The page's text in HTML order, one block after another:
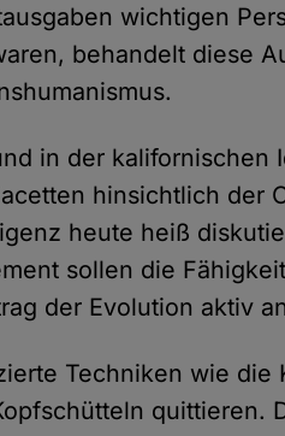
wichtigen
behandelt diese
in der kalifornischen
hinsichtlich der
heute heiß
sollen die
der Evolution aktiv
Techniken wie die
quittieren.